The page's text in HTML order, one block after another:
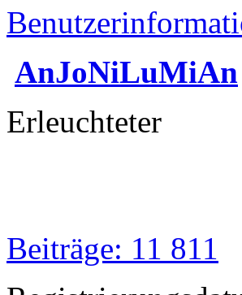
AnJoNiLuMiAn
Erleuchteter
Beiträge: 11 811